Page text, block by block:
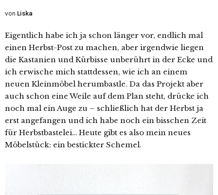
von Liska
Eigentlich habe ich ja schon länger vor, endlich mal
einen Herbst-Post zu machen, aber irgendwie liegen
die Kastanien und Kürbisse unberührt in der Ecke und
ich erwische mich stattdessen, wie ich an einem
neuen Kleinmöbel herumbastle. Da das Projekt aber
auch schon eine Weile auf dem Plan steht, drücke ich
noch mal ein Auge zu – schließlich hat der Herbst ja
erst angefangen und ich habe noch ein bisschen Zeit
für Herbstbastelei… Heute gibt es also mein neues
Möbelstück: ein bestickter Schemel.